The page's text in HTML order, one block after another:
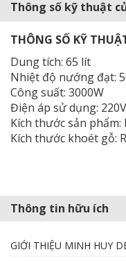
Thông số kỹ thuật
THÔNG SỐ KỸ
Dung tích: 65 lít
Nhiệt độ nướng đạt:
Công suất: 3000W
Điện áp sử dụng:
Kích thước sản phẩm:
Kích thước khoét gỗ:
Thông tin hữu ích
GIỚI THIỆU MINH HUY